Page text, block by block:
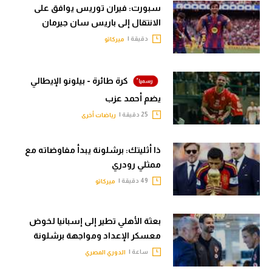
سبورت: فيران توريس يوافق على
الانتقال إلى باريس سان جيرمان
دقيقة | ميركاتو
كرة طائرة - بيلونو الإيطالي
يضم أحمد عزب
رياضات أخرى
ذا أثليتك: برشلونة يبدأ مفاوضاته مع
ممثلي رودري
ميركاتو
بعثة الأهلي تطير إلى إسبانيا لخوض
معسكر الإعداد ومواجهة برشلونة
ساعة | الدوري المصري